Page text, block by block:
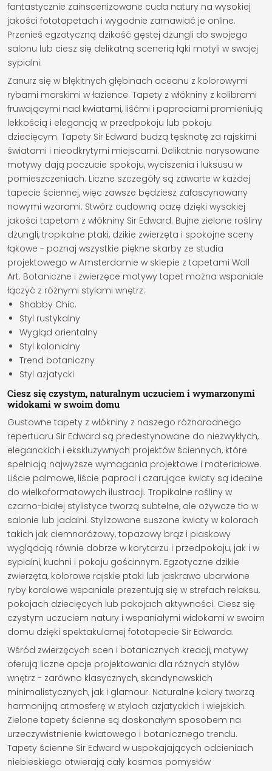
fantastycznie zainscenizowane cuda natury na wysokiej
jakości fototapetach i wygodnie zamawiać je online.
Przenieś egzotyczną dzikość gęstej dżungli do swojego
salonu lub ciesz się delikatną scenerią łąki motyli w swojej
sypialni.
Zanurz się w błękitnych głębinach oceanu z kolorowymi
rybami morskimi w łazience. Tapety z włókniny z kolibrami
fruwającymi nad kwiatami, liśćmi i paprociami promieniują
lekkością i elegancją w przedpokoju lub pokoju
dziecięcym. Tapety Sir Edward budzą tęsknotę za rajskimi
światami i nieodkrytymi miejscami. Delikatnie narysowane
motywy dają poczucie spokoju, wyciszenia i luksusu w
pomieszczeniach. Liczne szczegóły są zawarte w każdej
tapecie ściennej, więc zawsze będziesz zafascynowany
nowymi wzorami. Stwórz cudowną oazę dzięki wysokiej
jakości tapetom z włókniny Sir Edward. Bujne zielone rośliny
dżungli, tropikalne ptaki, dzikie zwierzęta i spokojne sceny
łąkowe - poznaj wszystkie piękne skarby ze studia
projektowego w Amsterdamie w sklepie z tapetami Wall
Art. Botaniczne i zwierzęce motywy tapet można wspaniale
łączyć z różnymi stylami wnętrz:
Shabby Chic.
Styl rustykalny
Wygląd orientalny
Styl kolonialny
Trend botaniczny
Styl azjatycki
Ciesz się czystym, naturalnym uczuciem i wymarzonymi
widokami w swoim domu
Gustowne tapety z włókniny z naszego różnorodnego
repertuaru Sir Edward są predestynowane do niezwykłych,
eleganckich i ekskluzywnych projektów ściennych, które
spełniają najwyższe wymagania projektowe i materiałowe.
Liście palmowe, liście paproci i czarujące kwiaty są idealne
do wielkoformatowych ilustracji. Tropikalne rośliny w
czarno-białej stylistyce tworzą subtelne, ale ożywcze tło w
salonie lub jadalni. Stylizowane suszone kwiaty w kolorach
takich jak ciemnoróżowy, topazowy brąz i piaskowy
wyglądają równie dobrze w korytarzu i przedpokoju, jak i w
sypialni, kuchni i pokoju gościnnym. Egzotyczne dzikie
zwierzęta, kolorowe rajskie ptaki lub jaskrawo ubarwione
ryby koralowe wspaniale prezentują się w strefach relaksu,
pokojach dziecięcych lub pokojach aktywności. Ciesz się
czystym uczuciem natury i wspaniałymi widokami w swoim
domu dzięki spektakularnej fototapecie Sir Edwarda.
Wśród zwierzęcych scen i botanicznych kreacji, motywy
oferują liczne opcje projektowania dla różnych stylów
wnętrz - zarówno klasycznych, skandynawskich
minimalistycznych, jak i glamour. Naturalne kolory tworzą
harmonijną atmosferę w stylach azjatyckich i wiejskich.
Zielone tapety ścienne są doskonałym sposobem na
urzeczywistnienie kwiatowego i botanicznego trendu.
Tapety ścienne Sir Edward w uspokajających odcieniach
niebieskiego otwierają cały kosmos pomysłów